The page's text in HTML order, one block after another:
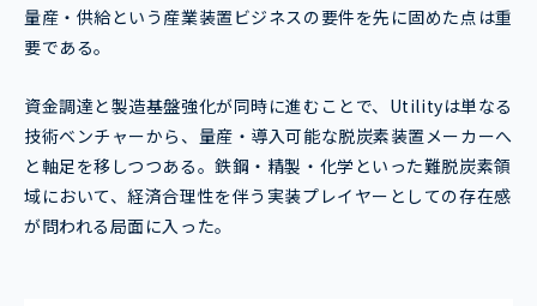
量産・供給という産業装置ビジネスの要件を先に固めた点は重
要である。
資金調達と製造基盤強化が同時に進むことで、Utilityは単なる
技術ベンチャーから、量産・導入可能な脱炭素装置メーカーへ
と軸足を移しつつある。鉄鋼・精製・化学といった難脱炭素領
域において、経済合理性を伴う実装プレイヤーとしての存在感
が問われる局面に入った。